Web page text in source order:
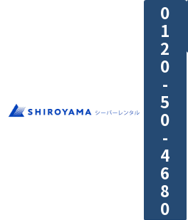
0
1
2
0
-
5
0
-
4
6
8
0